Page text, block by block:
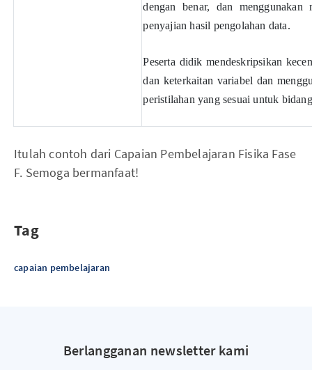
dengan benar, dan menggunakan
penyajian hasil pengolahan data.
Peserta didik mendeskripsikan
dan keterkaitan variabel dan
peristilahan yang sesuai untuk
Itulah contoh dari Capaian Pembelajaran Fisika Fase
F. Semoga bermanfaat!
Tag
capaian pembelajaran
Berlangganan newsletter kami